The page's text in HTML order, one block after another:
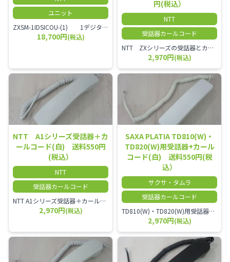
ユニット
ZXSM-1IDSICOU-(1) 1デジタル局線ユニット
18,700円(税込)
円(税込）
NTT
受話器カールコード
NTT ZXシリーズの受話器とカールコードセット／本商品は中古品となります。 写真では分かりにくいキズ・汚れなどの使用感があります。 経年変化で日焼けの色味が強くなる場合がございます。 予めご理解・ご了承頂きますようお願いいたします。
2,970円(税込)
NTT A1シリーズ受話器＋カ
ールコード(白) 送料550円
(税込）
NTT
受話器カールコード
NTT A1シリーズ受話器＋カールコード セット／本商品は中古品となります。 写真では分かりにくいキズ・汚れなどの使用感があります。 経年変化で日焼けの色味が強くなる場合がございます。 予めご理解・ご了承頂きますようお願いいたします。
2,970円(税込)
SAXA PLATIA TD810(W)・
TD820(W)用受話器+カール
コード(白) 送料550円(税
込）
サクサ・タムラ
受話器カールコード
TD810(W)・TD820(W)用受話器＋カールコード セット／本商品は中古品となります。 写真では分かりにくいキズ・汚れなどの使用感があります。 予めご理解・ご了承頂きますようお願いいたします。
2,970円(税込)